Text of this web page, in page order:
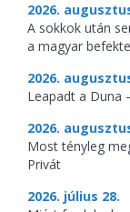
2026.
A sokkok után
a magyar
2026.
Leapadt a Duna
2026.
Most tényleg
Privát
2026. július 28.